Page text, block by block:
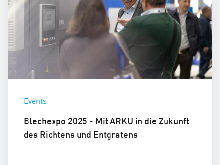
Events
Blechexpo 2025 - Mit ARKU in die Zukunft
des Richtens und Entgratens